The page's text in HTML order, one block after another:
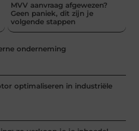
MVV aanvraag afgewezen?
Geen paniek, dit zijn je
volgende stappen
onderneming
optimaliseren in industriële